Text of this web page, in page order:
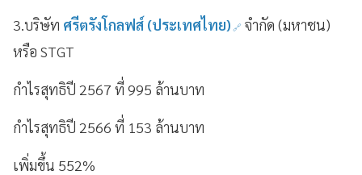
3.บริษัท ศรีตรังโกลฟส์ (ประเทศไทย) จำกัด (มหาชน)
หรือ STGT
กำไรสุทธิปี 2567 ที่ 995 ล้านบาท
กำไรสุทธิปี 2566 ที่ 153 ล้านบาท
เพิ่มขึ้น 552%